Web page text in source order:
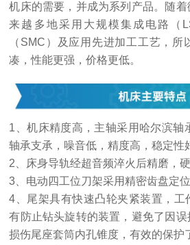
机床的需要，并成为系列产品。随
来越多地采用大规模集成电路（
（SMC）及应用先进加工工艺，
凑，性能更强，价格更低。
1、机床精度高，主轴采用哈尔滨轴
轴承支承，噪音低，精度高，稳定性
2、床身导轨经超音频淬火后精磨，
3、电动四工位刀架采用精密齿盘定
4、尾架具有快速凸轮夹紧装置，工
有防止钻头旋转的装置，避免了因
损伤尾座套筒内孔锥度，有效的保护